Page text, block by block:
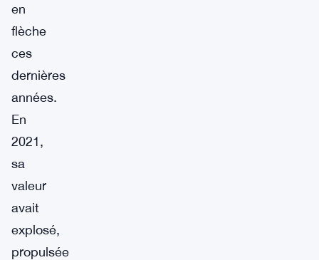
en
flèche
ces
dernières
années.
En
2021,
sa
valeur
avait
explosé,
propulsée